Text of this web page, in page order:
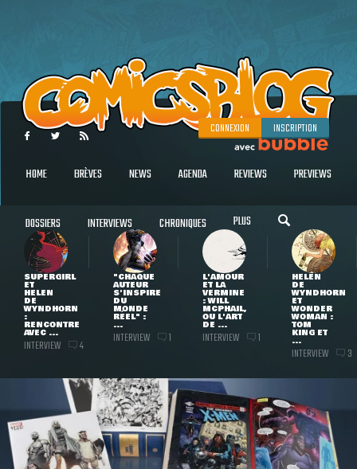
CONNEXION INSCRIPTION
HOME BRÈVES NEWS AGENDA REVIEWS PREVIEWS
DOSSIERS INTERVIEWS CHRONIQUES PLUS
SUPERGIRL
ET
HELEN
DE
WYNDHORN
:
RENCONTRE
AVEC ...
INTERVIEW 4
"CHAQUE
AUTEUR
S'INSPIRE
DU
MONDE
RÉEL" :
...
INTERVIEW 1
L'AMOUR
ET LA
VERMINE
: WILL
MCPHAIL,
OU L'ART
DE ...
INTERVIEW 1
HELEN
DE
WYNDHORN
ET
WONDER
WOMAN :
TOM
KING ET
...
INTERVIEW 3